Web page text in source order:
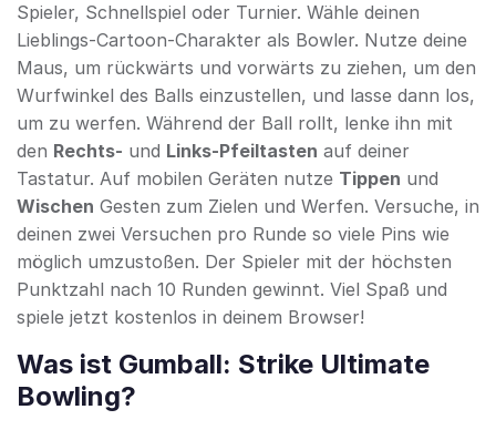
Spieler, Schnellspiel oder Turnier. Wähle deinen
Lieblings-Cartoon-Charakter als Bowler. Nutze deine
Maus, um rückwärts und vorwärts zu ziehen, um den
Wurfwinkel des Balls einzustellen, und lasse dann los,
um zu werfen. Während der Ball rollt, lenke ihn mit
den Rechts- und Links-Pfeiltasten auf deiner
Tastatur. Auf mobilen Geräten nutze Tippen und
Wischen Gesten zum Zielen und Werfen. Versuche, in
deinen zwei Versuchen pro Runde so viele Pins wie
möglich umzustoßen. Der Spieler mit der höchsten
Punktzahl nach 10 Runden gewinnt. Viel Spaß und
spiele jetzt kostenlos in deinem Browser!
Was ist Gumball: Strike Ultimate
Bowling?